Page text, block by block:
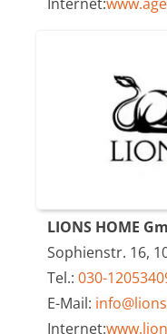
LIONS HOME
Sophienstr. 16,
Tel.:030-
E-Mail:
Internet: